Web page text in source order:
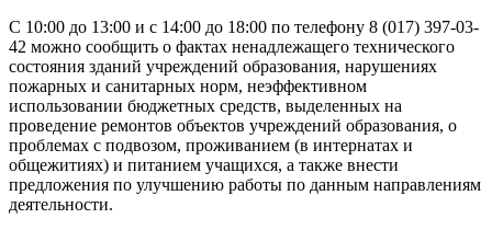
С 10:00 до 13:00 и с 14:00 до 18:00 по телефону 8 (017) 397-03-
42 можно сообщить о фактах ненадлежащего технического
состояния зданий учреждений образования, нарушениях
пожарных и санитарных норм, неэффективном
использовании бюджетных средств, выделенных на
проведение ремонтов объектов учреждений образования, о
проблемах с подвозом, проживанием (в интернатах и
общежитиях) и питанием учащихся, а также внести
предложения по улучшению работы по данным направлениям
деятельности.